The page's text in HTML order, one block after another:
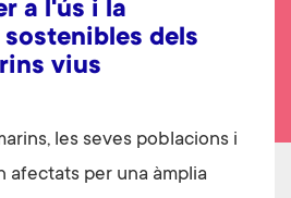
a l'ús i la
dels
vius
les seves poblacions i
afectats per una àmplia